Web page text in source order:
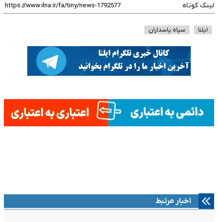
لینک کوتاه
ایلنا سپاه پاسداران
اخبار مرتبط